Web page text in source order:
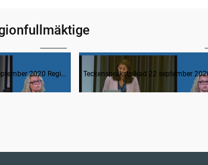
Teckenspråkstolkad 22 september 2020 Regionfullmäktige